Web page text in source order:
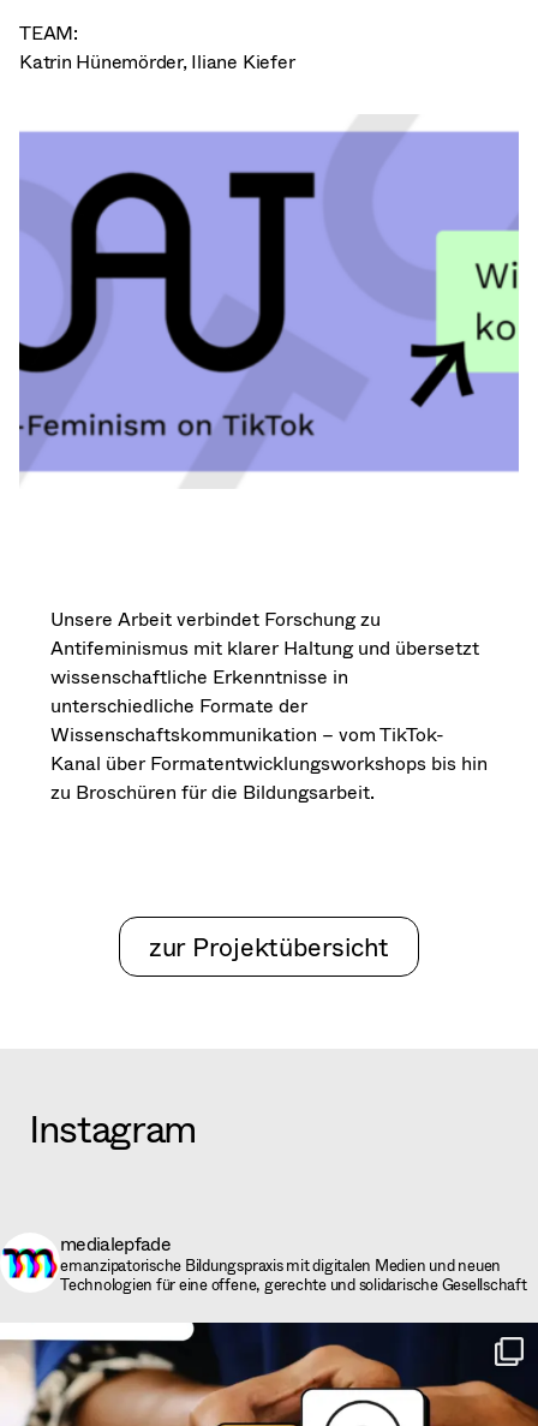
TEAM:
Katrin Hünemörder,Iliane Kiefer
Unsere Arbeit verbindet Forschung zu
Antifeminismus mit klarer Haltung und übersetzt
wissenschaftliche Erkenntnisse in
unterschiedliche Formate der
Wissenschaftskommunikation – vom TikTok-
Kanal über Formatentwicklungsworkshops bis hin
zu Broschüren für die Bildungsarbeit.
zur Projektübersicht
Instagram
medialepfade
emanzipatorische Bildungspraxis mit digitalen Medien und neuen
Technologien für eine offene, gerechte und solidarische Gesellschaft